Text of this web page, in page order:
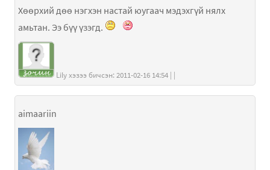
Хөөрхий дөө нэгхэн настай юугаач мэдэхгүй нялх
амьтан. Ээ бүү үзэгд.
Lily хэзээ бичсэн: 2011-02-16 14:54 | |
aimaariin